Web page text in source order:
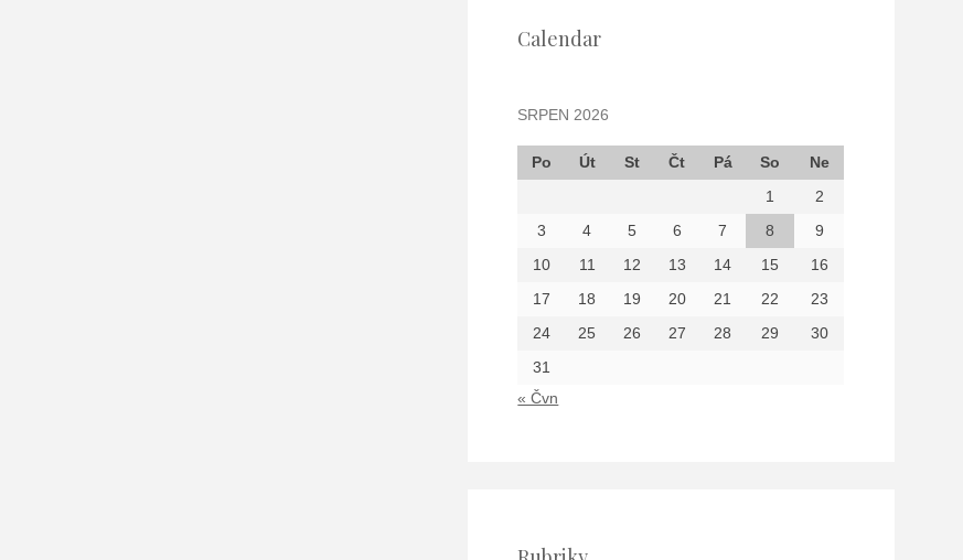
Calendar
SRPEN 2026
Po Út St Čt Pá So
Ne
1
2
3
4 5 6 7 8
9
10
11 12 13 14 15
16
17
18 19 20 21 22
23
24
25 26 27 28 29
30
31
« Čvn